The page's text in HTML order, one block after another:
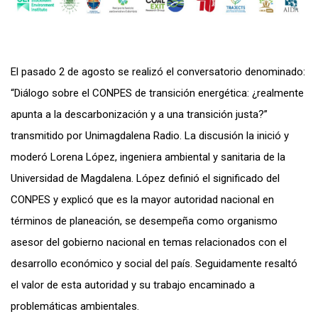
El pasado 2 de agosto se realizó el conversatorio denominado:
“Diálogo sobre el CONPES de transición energética: ¿realmente
apunta a la descarbonización y a una transición justa?”
transmitido por Unimagdalena Radio. La discusión la inició y
moderó Lorena López, ingeniera ambiental y sanitaria de la
Universidad de Magdalena. López definió el significado del
CONPES y explicó que es la mayor autoridad nacional en
términos de planeación, se desempeña como organismo
asesor del gobierno nacional en temas relacionados con el
desarrollo económico y social del país. Seguidamente resaltó
el valor de esta autoridad y su trabajo encaminado a
problemáticas ambientales.